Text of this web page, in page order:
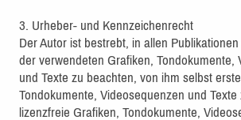
3. Urheber- und Kennzeichenrecht
Der Autor ist bestrebt, in allen
der verwendeten Grafiken, Tondokumente,
und Texte zu beachten, von ihm selbst
Tondokumente, Videosequenzen und
lizenzfreie Grafiken, Tondokumente,